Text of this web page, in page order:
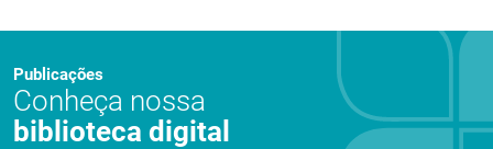
Publicações
Conheça nossa
biblioteca digital